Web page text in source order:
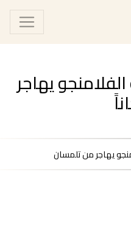
يهاجر
يهاجر من تلمسان